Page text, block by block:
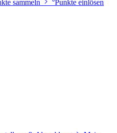
sammeln
°Punkte einlösen